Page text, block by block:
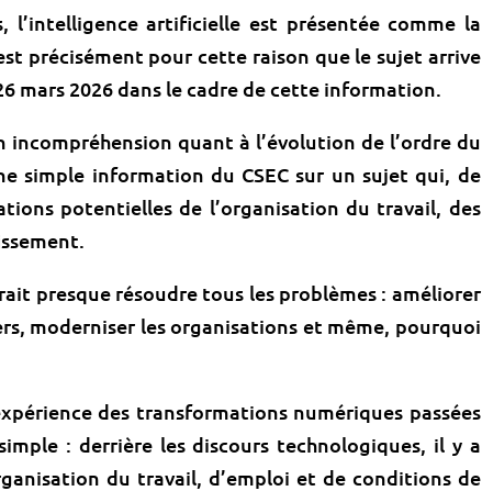
l’intelligence artificielle est présentée comme la
précisément pour cette raison que le sujet arrive
mars 2026 dans le cadre de cette information.
quant à l’évolution de l’ordre du
simple information du CSEC sur un sujet qui, de
potentielles de l’organisation du travail, des
presque résoudre tous les problèmes : améliorer
moderniser les organisations et même, pourquoi
des transformations numériques passées
: derrière les discours technologiques, il y a
du travail, d’emploi et de conditions de